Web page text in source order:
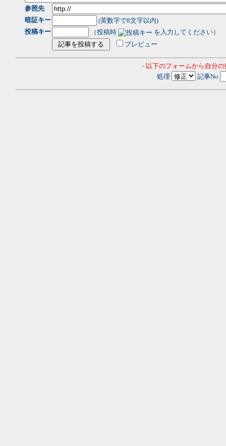
参照先
暗証キー
(英数字で8文字以内)
投稿キー
（投稿時
を入力してください）
プレビュー
- 以下のフォームから自分
処理
記事No